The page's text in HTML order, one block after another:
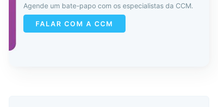
Agende um bate-papo com os especialistas da CCM.
FALAR COM A CCM